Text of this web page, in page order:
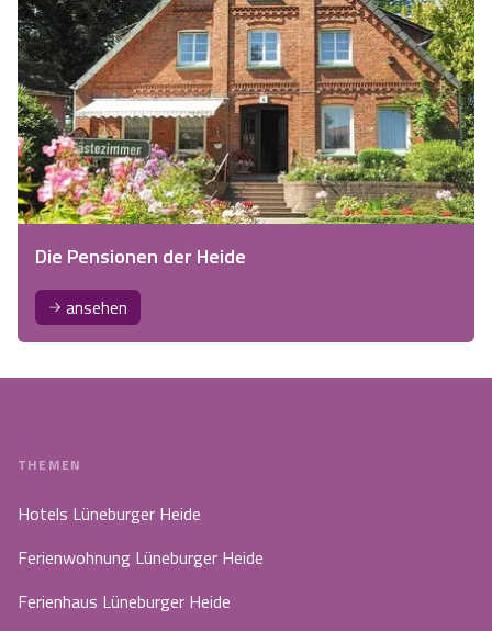
Die Pensionen der Heide
ansehen
THEMEN
Hotels Lüneburger Heide
Ferienwohnung Lüneburger Heide
Ferienhaus Lüneburger Heide